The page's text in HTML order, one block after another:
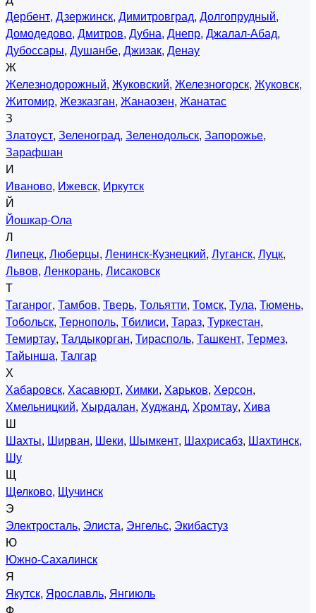
Дербент, Дзержинск, Димитровград, Долгопрудный,
Домодедово, Дмитров, Дубна, Днепр, Джалал-Абад,
Дубоссары, Душанбе, Джизак, Денау
Ж
Железнодорожный, Жуковский, Железногорск, Жуковск,
Житомир, Жезказган, Жанаозен, Жанатас
З
Златоуст, Зеленоград, Зеленодольск, Запорожье,
Зарафшан
И
Иваново, Ижевск, Иркутск
Й
Йошкар-Ола
Л
Липецк, Люберцы, Ленинск-Кузнецкий, Луганск, Луцк,
Львов, Ленкорань, Лисаковск
Т
Таганрог, Тамбов, Тверь, Тольятти, Томск, Тула, Тюмень,
Тобольск, Тернополь, Тбилиси, Тараз, Туркестан,
Темиртау, Талдыкорган, Тирасполь, Ташкент, Термез,
Тайынша, Талгар
Х
Хабаровск, Хасавюрт, Химки, Харьков, Херсон,
Хмельницкий, Хырдалан, Худжанд, Хромтау, Хива
Ш
Шахты, Ширван, Шеки, Шымкент, Шахрисабз, Шахтинск,
Шу
Щ
Щелково, Щучинск
Э
Электросталь, Элиста, Энгельс, Экибастуз
Ю
Южно-Сахалинск
Я
Якутск, Ярославль, Янгиюль